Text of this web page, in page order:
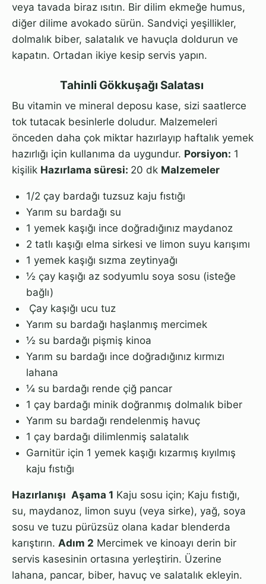
veya tavada biraz ısıtın. Bir dilim ekmeğe humus,
diğer dilime avokado sürün. Sandviçi yeşillikler,
dolmalık biber, salatalık ve havuçla doldurun ve
kapatın. Ortadan ikiye kesip servis yapın.
Tahinli Gökkuşağı Salatası
Bu vitamin ve mineral deposu kase, sizi saatlerce
tok tutacak besinlerle doludur. Malzemeleri
önceden daha çok miktar hazırlayıp haftalık yemek
hazırlığı için kullanıma da uygundur. Porsiyon: 1
kişilik Hazırlama süresi: 20 dk Malzemeler
1/2 çay bardağı tuzsuz kaju fıstığı
Yarım su bardağı su
1 yemek kaşığı ince doğradığınız maydanoz
2 tatlı kaşığı elma sirkesi ve limon suyu karışımı
1 yemek kaşığı sızma zeytinyağı
½ çay kaşığı az sodyumlu soya sosu (isteğe
bağlı)
Çay kaşığı ucu tuz
Yarım su bardağı haşlanmış mercimek
½ su bardağı pişmiş kinoa
Yarım su bardağı ince doğradığınız kırmızı
lahana
¼ su bardağı rende çiğ pancar
1 çay bardağı minik doğranmış dolmalık biber
Yarım su bardağı rendelenmiş havuç
1 çay bardağı dilimlenmiş salatalık
Garnitür için 1 yemek kaşığı kızarmış kıyılmış
kaju fıstığı
Hazırlanışı Aşama 1 Kaju sosu için; Kaju fıstığı,
su, maydanoz, limon suyu (veya sirke), yağ, soya
sosu ve tuzu pürüzsüz olana kadar blenderda
karıştırın. Adım 2 Mercimek ve kinoayı derin bir
servis kasesinin ortasına yerleştirin. Üzerine
lahana, pancar, biber, havuç ve salatalık ekleyin.